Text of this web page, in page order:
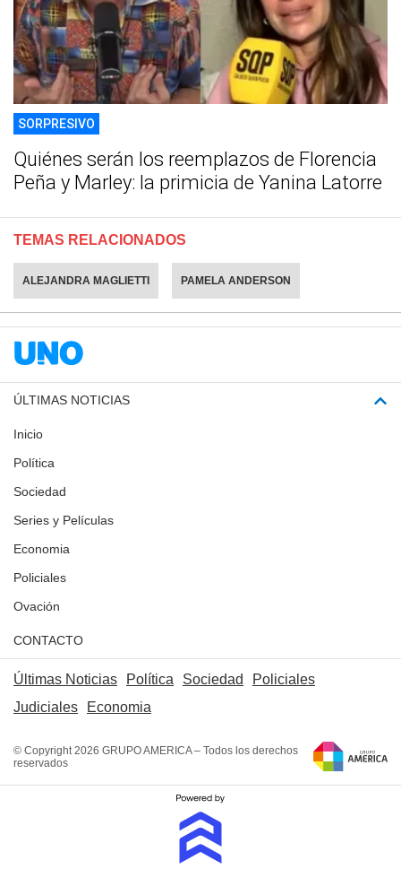
SORPRESIVO
Quiénes serán los reemplazos de Florencia
Peña y Marley: la primicia de Yanina Latorre
TEMAS RELACIONADOS
ALEJANDRA MAGLIETTI PAMELA ANDERSON
ÚLTIMAS NOTICIAS
Inicio
Política
Sociedad
Series y Películas
Economia
Policiales
Ovación
CONTACTO
Últimas Noticias Política Sociedad
Policiales
Judiciales
Economia
© Copyright 2026 GRUPO AMERICA – Todos los derechos
reservados